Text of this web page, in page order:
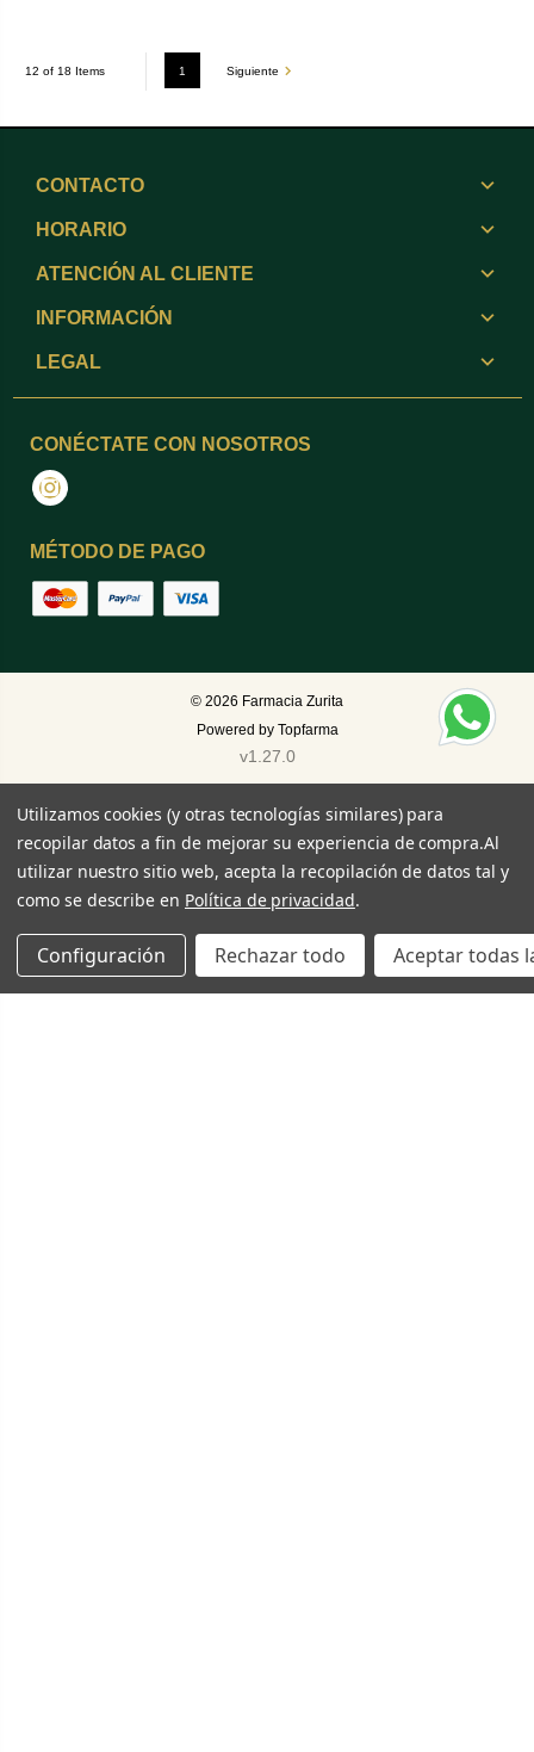
12 of 18 Items 1 Siguiente
CONTACTO
HORARIO
ATENCIÓN AL CLIENTE
INFORMACIÓN
LEGAL
CONÉCTATE CON NOSOTROS
Instagram
MÉTODO DE PAGO
© 2026 Farmacia Zurita
Powered by Topfarma
v1.27.0
Utilizamos cookies (y otras tecnologías similares) para
recopilar datos a fin de mejorar su experiencia de compra.Al
utilizar nuestro sitio web, acepta la recopilación de datos tal y
como se describe en Política de privacidad.
Configuración Rechazar todo Aceptar todas